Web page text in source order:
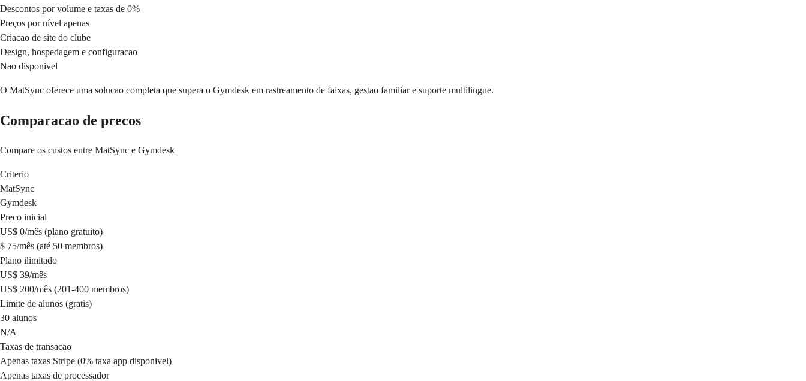
Descontos por volume e taxas de 0%
Preços por nível apenas
Criacao de site do clube
Design, hospedagem e configuracao
Nao disponivel
O MatSync oferece uma solucao completa que supera o Gymdesk em rastreamento de faixas, gestao familiar e suporte multilingue.
Comparacao de precos
Compare os custos entre MatSync e Gymdesk
Criterio
MatSync
Gymdesk
Preco inicial
US$ 0/mês (plano gratuito)
$ 75/mês (até 50 membros)
Plano ilimitado
US$ 39/mês
US$ 200/mês (201-400 membros)
Limite de alunos (gratis)
30 alunos
N/A
Taxas de transacao
Apenas taxas Stripe (0% taxa app disponivel)
Apenas taxas de processador